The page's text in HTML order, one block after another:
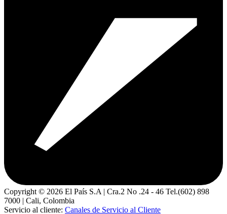
Copyright © 2026 El País S.A | Cra.2 No .24 - 46 Tel.(602) 898
7000 | Cali, Colombia
Servicio al cliente: Canales de Servicio al Cliente